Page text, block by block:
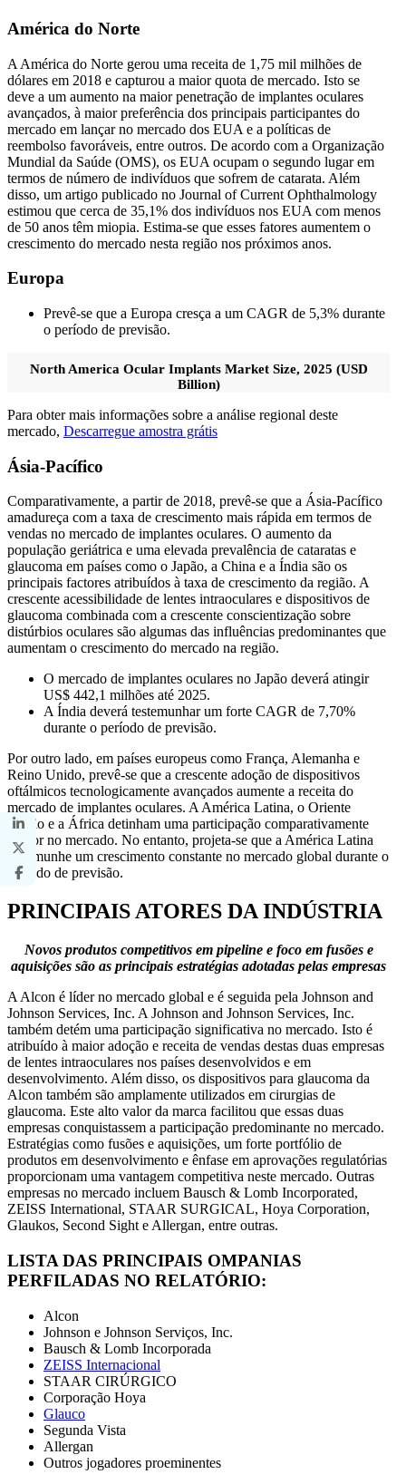
América do Norte
A América do Norte gerou uma receita de 1,75 mil milhões de
dólares em 2018 e capturou a maior quota de mercado. Isto se
deve a um aumento na maior penetração de implantes oculares
avançados, à maior preferência dos principais participantes do
mercado em lançar no mercado dos EUA e a políticas de
reembolso favoráveis, entre outros. De acordo com a Organização
Mundial da Saúde (OMS), os EUA ocupam o segundo lugar em
termos de número de indivíduos que sofrem de catarata. Além
disso, um artigo publicado no Journal of Current Ophthalmology
estimou que cerca de 35,1% dos indivíduos nos EUA com menos
de 50 anos têm miopia. Estima-se que esses fatores aumentem o
crescimento do mercado nesta região nos próximos anos.
Europa
Prevê-se que a Europa cresça a um CAGR de 5,3% durante
o período de previsão.
North America Ocular Implants Market Size, 2025 (USD
Billion)
Para obter mais informações sobre a análise regional deste
mercado, Descarregue amostra grátis
Ásia-Pacífico
Comparativamente, a partir de 2018, prevê-se que a Ásia-Pacífico
amadureça com a taxa de crescimento mais rápida em termos de
vendas no mercado de implantes oculares. O aumento da
população geriátrica e uma elevada prevalência de cataratas e
glaucoma em países como o Japão, a China e a Índia são os
principais factores atribuídos à taxa de crescimento da região. A
crescente acessibilidade de lentes intraoculares e dispositivos de
glaucoma combinada com a crescente conscientização sobre
distúrbios oculares são algumas das influências predominantes que
aumentam o crescimento do mercado na região.
O mercado de implantes oculares no Japão deverá atingir
US$ 442,1 milhões até 2025.
A Índia deverá testemunhar um forte CAGR de 7,70%
durante o período de previsão.
Por outro lado, em países europeus como França, Alemanha e
Reino Unido, prevê-se que a crescente adoção de dispositivos
oftálmicos tecnologicamente avançados aumente a receita do
mercado de implantes oculares. A América Latina, o Oriente
Médio e a África detinham uma participação comparativamente
menor no mercado. No entanto, projeta-se que a América Latina
testemunhe um crescimento constante no mercado global durante o
período de previsão.
PRINCIPAIS ATORES DA INDÚSTRIA
Novos produtos competitivos em pipeline e foco em fusões e
aquisições são as principais estratégias adotadas pelas empresas
A Alcon é líder no mercado global e é seguida pela Johnson and
Johnson Services, Inc. A Johnson and Johnson Services, Inc.
também detém uma participação significativa no mercado. Isto é
atribuído à maior adoção e receita de vendas destas duas empresas
de lentes intraoculares nos países desenvolvidos e em
desenvolvimento. Além disso, os dispositivos para glaucoma da
Alcon também são amplamente utilizados em cirurgias de
glaucoma. Este alto valor da marca facilitou que essas duas
empresas conquistassem a participação predominante no mercado.
Estratégias como fusões e aquisições, um forte portfólio de
produtos em desenvolvimento e ênfase em aprovações regulatórias
proporcionam uma vantagem competitiva neste mercado. Outras
empresas no mercado incluem Bausch & Lomb Incorporated,
ZEISS International, STAAR SURGICAL, Hoya Corporation,
Glaukos, Second Sight e Allergan, entre outras.
LISTA DAS PRINCIPAIS OMPANIAS
PERFILADAS NO RELATÓRIO:
Alcon
Johnson e Johnson Serviços, Inc.
Bausch & Lomb Incorporada
ZEISS Internacional
STAAR CIRÚRGICO
Corporação Hoya
Glauco
Segunda Vista
Allergan
Outros jogadores proeminentes